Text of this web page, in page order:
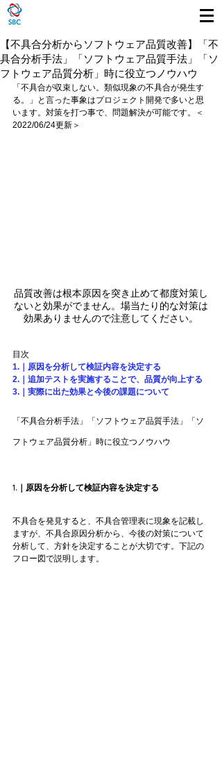
【不具合分析からソフトウェア品質改善】「不
具合分析手法」「ソフトウェア品質手法」「ソ
フトウェア品質分析」時に役立つノウハウ
「不具合が収束しない。類似現象の不具合が発生す
る。」と言った事象はプロジェクト開発で多いと思
います。対策を打つ事で、問題解決が可能です。＜
2022/06/24更新＞
品質改善は根本原因を突き止めて都度対策し
ないと効果がでません。場当たり的な対策は
効果ありませんので注意してください。
目次
1.｜原因を分析して検証内容を決定する
2.｜追加テストを実施することで、品質が向上する
3.｜実際に出た効果と今後の課題について
「不具合分析手法」「ソフトウェア品質手法」「ソ
フトウェア品質分析」時に役立つノウハウ
1.｜原因を分析して検証内容を決定する
不具合を発見すると、不具合管理表に現象を記載し
ますが、不具合原因分析から、今後の対策について
分析して、方針を決定することが大切です。下記の
フロー図で説明します。